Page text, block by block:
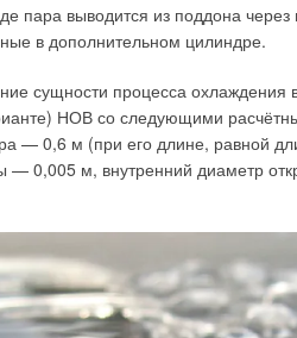
пара выводится из поддона
в дополнительном цилиндре.
сущности процесса
НОВ со следующими
— 0,6 м (при его длине, равной
0,005 м, внутренний диаметр
активно используются в
установки монтируются на крыше
всех жителей удобно и возможно
могут работать с
корзина или короб.
предлагают оригинальное
домов, но и повысить